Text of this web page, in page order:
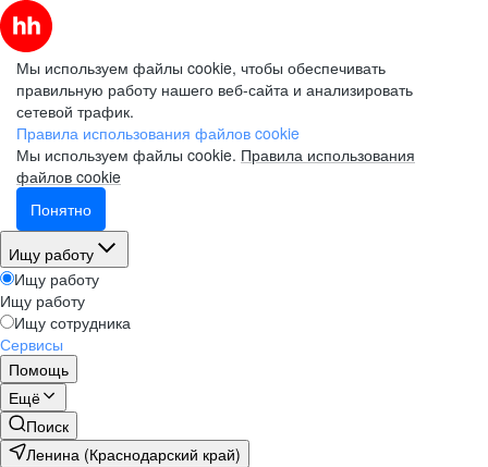
Мы используем файлы cookie, чтобы обеспечивать
правильную работу нашего веб-сайта и анализировать
сетевой трафик.
Правила использования файлов cookie
Мы используем файлы cookie. Правила использования
файлов cookie
Понятно
Ищу работу
Ищу работу
Ищу работу
Ищу сотрудника
Сервисы
Помощь
Ещё
Поиск
Ленина (Краснодарский край)